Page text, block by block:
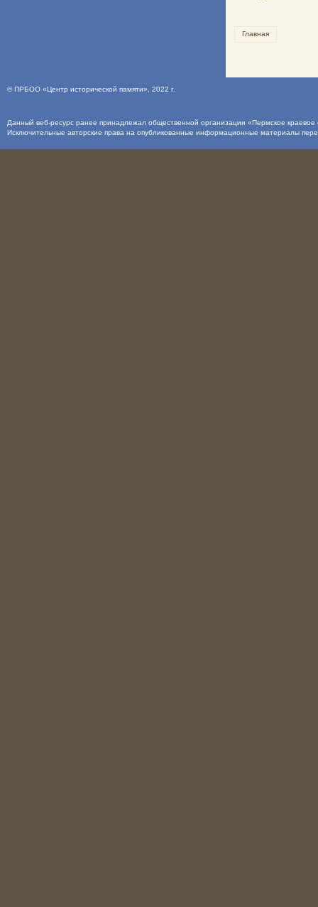
Главная
©ПРБОО «Центр исторической памяти» , 2022 г.
Данный веб-ресурс ранее принадлежал общественной организации «Пермское
Исключительные авторские права на опубликованные информационные материалы